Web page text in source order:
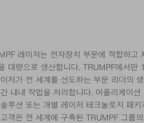
레이저는 전자장치 부문에 적합하고
대량으로 생산합니다. TRUMPF에서만
저가 전 세계를 선도하는 부문 리더의
내내 작업을 처리합니다. 어플리케이
루션 또는 개별 레이저 테크놀로지 패
객은 전 세계에 구축된 TRUMPF 그룹